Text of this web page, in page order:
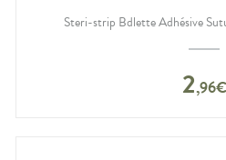
Steri-strip Bdlette Adhésive
2,96€